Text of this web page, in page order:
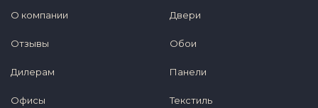
О компании
Отзывы
Дилерам
Офисы
Двери
Обои
Панели
Текстиль